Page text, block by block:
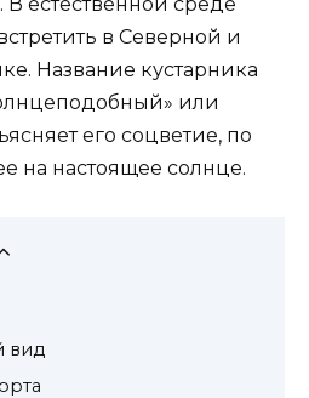
в Северной и
Название кустарника
или
его соцветие, по
на настоящее солнце.
вид